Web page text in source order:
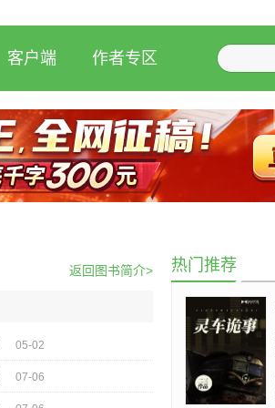
客户端 作者专区
返回图书简介>
05-02
07-06
热门推荐